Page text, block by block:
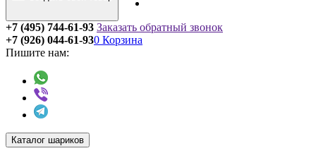
+7 (495) 744-61-93 Заказать обратный звонок
+7 (926) 044-61-93
Пишите нам:
0 Корзина
Каталог шариков